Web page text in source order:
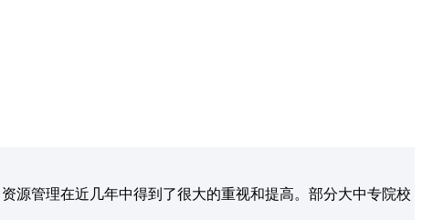
源管理在近几年中得到了很大的重视和提高。部分大中专院校